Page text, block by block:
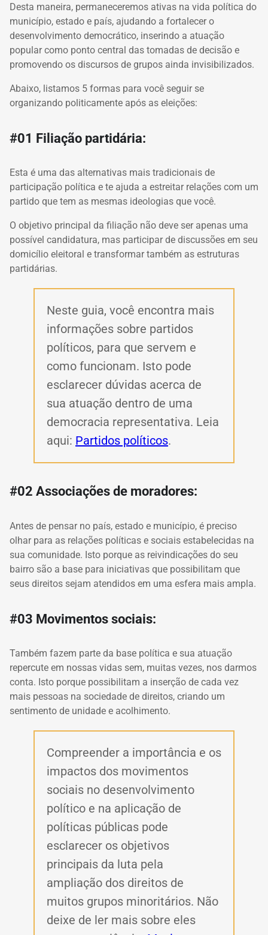
Desta maneira, permaneceremos ativas na vida política do
município, estado e país, ajudando a fortalecer o
desenvolvimento democrático, inserindo a atuação
popular como ponto central das tomadas de decisão e
promovendo os discursos de grupos ainda invisibilizados.
Abaixo, listamos 5 formas para você seguir se
organizando politicamente após as eleições:
#01 Filiação partidária:
Esta é uma das alternativas mais tradicionais de
participação política e te ajuda a estreitar relações com um
partido que tem as mesmas ideologias que você.
O objetivo principal da filiação não deve ser apenas uma
possível candidatura, mas participar de discussões em seu
domicílio eleitoral e transformar também as estruturas
partidárias.
Neste guia, você encontra mais
informações sobre partidos
políticos, para que servem e
como funcionam. Isto pode
esclarecer dúvidas acerca de
sua atuação dentro de uma
democracia representativa. Leia
aqui: Partidos políticos.
#02 Associações de moradores:
Antes de pensar no país, estado e município, é preciso
olhar para as relações políticas e sociais estabelecidas na
sua comunidade. Isto porque as reivindicações do seu
bairro são a base para iniciativas que possibilitam que
seus direitos sejam atendidos em uma esfera mais ampla.
#03 Movimentos sociais:
Também fazem parte da base política e sua atuação
repercute em nossas vidas sem, muitas vezes, nos darmos
conta. Isto porque possibilitam a inserção de cada vez
mais pessoas na sociedade de direitos, criando um
sentimento de unidade e acolhimento.
Compreender a importância e os
impactos dos movimentos
sociais no desenvolvimento
político e na aplicação de
políticas públicas pode
esclarecer os objetivos
principais da luta pela
ampliação dos direitos de
muitos grupos minoritários. Não
deixe de ler mais sobre eles